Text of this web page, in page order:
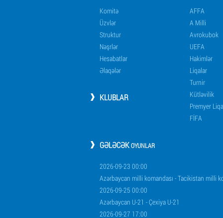
Komitə
Üzvlər
Struktur
Nəşrlər
Hesabatlar
Əlaqələr
KLUBLAR
AFFA
A Milli
Avrokubok
UEFA
Hakimlər
Liqalar
Turnir
Kütləvilik
Premyer Liqa
FİFA
GƏLƏCƏKOYUNLAR
2026-09-23 00:00
Azərbaycan milli komandası - Tacikistan milli
2026-09-25 00:00
Azərbaycan U-21 - Çexiya U-21
2026-09-27 17:00